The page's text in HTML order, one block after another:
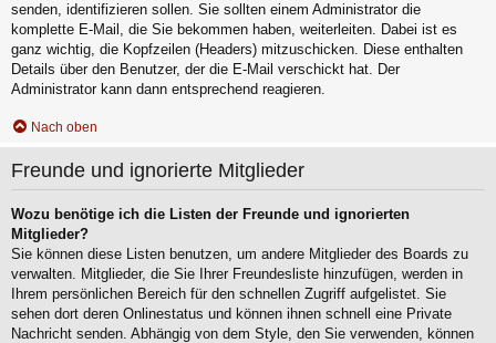
senden, identifizieren sollen. Sie sollten einem Administrator die
komplette E-Mail, die Sie bekommen haben, weiterleiten. Dabei ist es
ganz wichtig, die Kopfzeilen (Headers) mitzuschicken. Diese enthalten
Details über den Benutzer, der die E-Mail verschickt hat. Der
Administrator kann dann entsprechend reagieren.
Nach oben
Freunde und ignorierte Mitglieder
Wozu benötige ich die Listen der Freunde und ignorierten
Mitglieder?
Sie können diese Listen benutzen, um andere Mitglieder des Boards zu
verwalten. Mitglieder, die Sie Ihrer Freundesliste hinzufügen, werden in
Ihrem persönlichen Bereich für den schnellen Zugriff aufgelistet. Sie
sehen dort deren Onlinestatus und können ihnen schnell eine Private
Nachricht senden. Abhängig von dem Style, den Sie verwenden, können